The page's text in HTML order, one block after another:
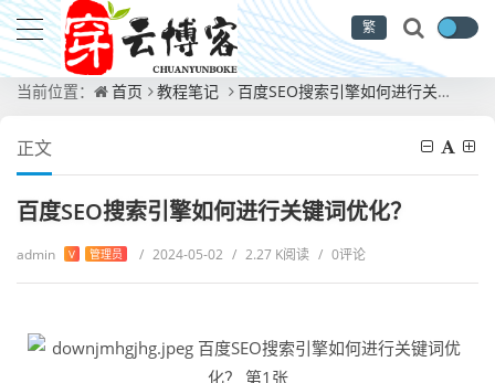
繁
当前位置： 首页 教程笔记 百度SEO搜索引擎如何进行关键词优化？
正文
百度SEO搜索引擎如何进行关键词优化？
admin V 管理员 / 2024-05-02 / 2.27 K阅读 / 0评论